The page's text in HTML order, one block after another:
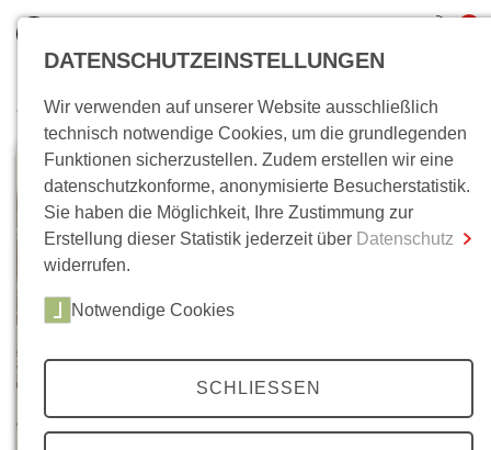
inkl. MwSt.
0,00 €
Zum Warenkorb Zur Kasse
Wo bin ich?
DATENSCHUTZEINSTELLUNGEN
Wir verwenden auf unserer Website ausschließlich
technisch notwendige Cookies, um die grundlegenden
Funktionen sicherzustellen. Zudem erstellen wir eine
datenschutzkonforme, anonymisierte Besucherstatistik.
Sie haben die Möglichkeit, Ihre Zustimmung zur
Erstellung dieser Statistik jederzeit über Datenschutz
widerrufen.
Notwendige Cookies
SCHLIESSEN